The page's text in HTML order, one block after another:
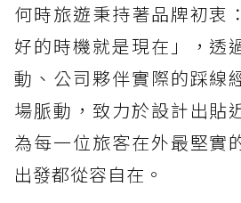
何時旅遊秉持著品牌初衷
好的時機就是現在」，透
動、公司夥伴實際的踩線
場脈動，致力於設計出貼
為每一位旅客在外最堅實
出發都從容自在。